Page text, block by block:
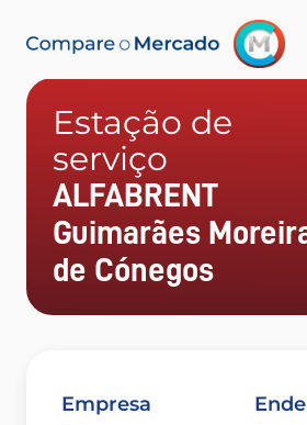
Estação de
serviço
ALFABRENT
Guimarães
de Cónegos
Empresa